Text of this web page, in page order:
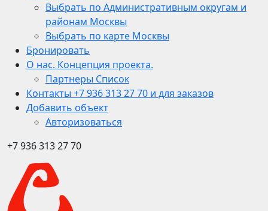
Выбрать по Административным округам и
районам Москвы
Выбрать по карте Москвы
Бронировать
О нас. Концепция проекта.
Партнеры Список
Контакты +7 936 313 27 70 и для заказов
Добавить объект
Авторизоваться
+7 936 313 27 70